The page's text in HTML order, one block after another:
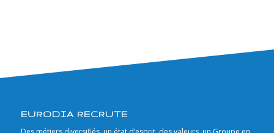
EURODIA RECRUTE